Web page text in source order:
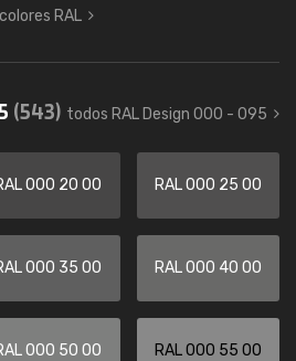
RAL
(543) todos RAL Design 000 - 095
000 20 00 RAL 000 25 00
000 35 00 RAL 000 40 00
000 50 00 RAL 000 55 00